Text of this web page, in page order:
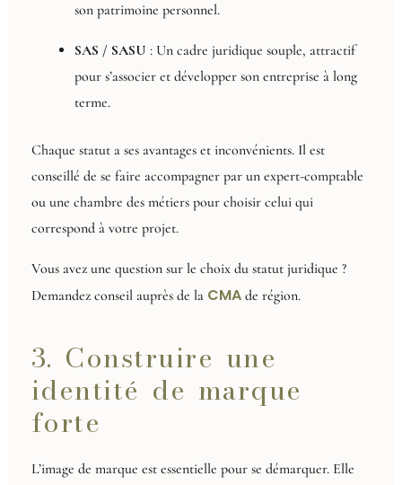
son patrimoine personnel.
SAS / SASU : Un cadre juridique souple, attractif
pour s’associer et développer son entreprise à long
terme.
Chaque statut a ses avantages et inconvénients. Il est
conseillé de se faire accompagner par un expert-comptable
ou une chambre des métiers pour choisir celui qui
correspond à votre projet.
Vous avez une question sur le choix du statut juridique ?
Demandez conseil auprès de la CMAde région.
3. Construire une
identité de marque
forte
L’image de marque est essentielle pour se démarquer. Elle